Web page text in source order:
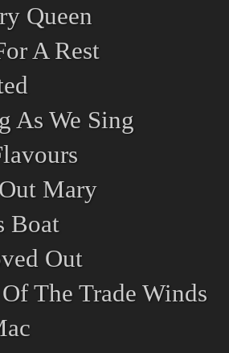
Queen
A Rest
As We Sing
Mary
Boat
Out
The Trade Winds